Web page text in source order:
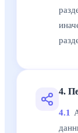
4.
4.1